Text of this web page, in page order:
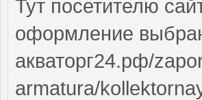
Тут посетителю
оформление
акваторг24.рф/
armatura/